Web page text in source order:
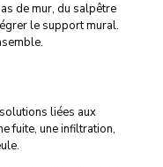
de mur, du salpêtre
le support mural.
liées aux
fuite, une infiltration,